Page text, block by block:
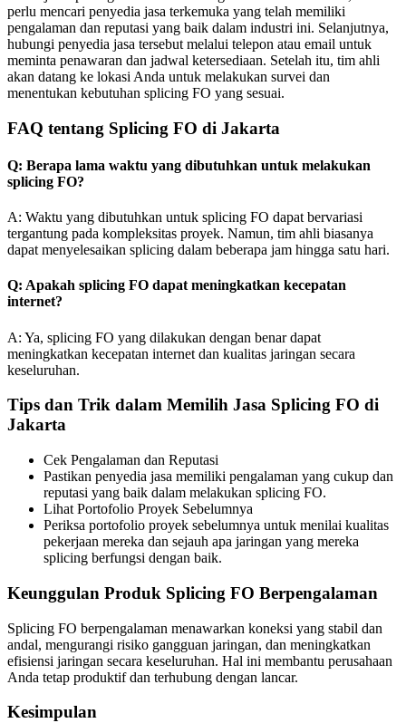
perlu mencari penyedia jasa terkemuka yang telah memiliki
pengalaman dan reputasi yang baik dalam industri ini. Selanjutnya,
hubungi penyedia jasa tersebut melalui telepon atau email untuk
meminta penawaran dan jadwal ketersediaan. Setelah itu, tim ahli
akan datang ke lokasi Anda untuk melakukan survei dan
menentukan kebutuhan splicing FO yang sesuai.
FAQ tentang Splicing FO di Jakarta
Q: Berapa lama waktu yang dibutuhkan untuk melakukan
splicing FO?
A: Waktu yang dibutuhkan untuk splicing FO dapat bervariasi
tergantung pada kompleksitas proyek. Namun, tim ahli biasanya
dapat menyelesaikan splicing dalam beberapa jam hingga satu hari.
Q: Apakah splicing FO dapat meningkatkan kecepatan
internet?
A: Ya, splicing FO yang dilakukan dengan benar dapat
meningkatkan kecepatan internet dan kualitas jaringan secara
keseluruhan.
Tips dan Trik dalam Memilih Jasa Splicing FO di
Jakarta
Cek Pengalaman dan Reputasi
Pastikan penyedia jasa memiliki pengalaman yang cukup dan
reputasi yang baik dalam melakukan splicing FO.
Lihat Portofolio Proyek Sebelumnya
Periksa portofolio proyek sebelumnya untuk menilai kualitas
pekerjaan mereka dan sejauh apa jaringan yang mereka
splicing berfungsi dengan baik.
Keunggulan Produk Splicing FO Berpengalaman
Splicing FO berpengalaman menawarkan koneksi yang stabil dan
andal, mengurangi risiko gangguan jaringan, dan meningkatkan
efisiensi jaringan secara keseluruhan. Hal ini membantu perusahaan
Anda tetap produktif dan terhubung dengan lancar.
Kesimpulan